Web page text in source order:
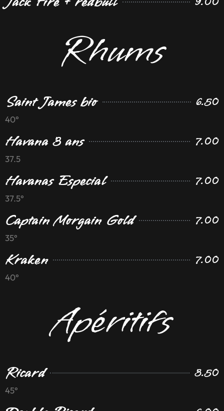
Rhums
Saint James bio 6.50
40°
Havana 3 ans 7.00
37.5
Havanas Especial 7.00
37.5°
Captain Morgain Gold 7.00
35°
Kraken 7.00
40°
Apéritifs
Ricard 3.50
45°